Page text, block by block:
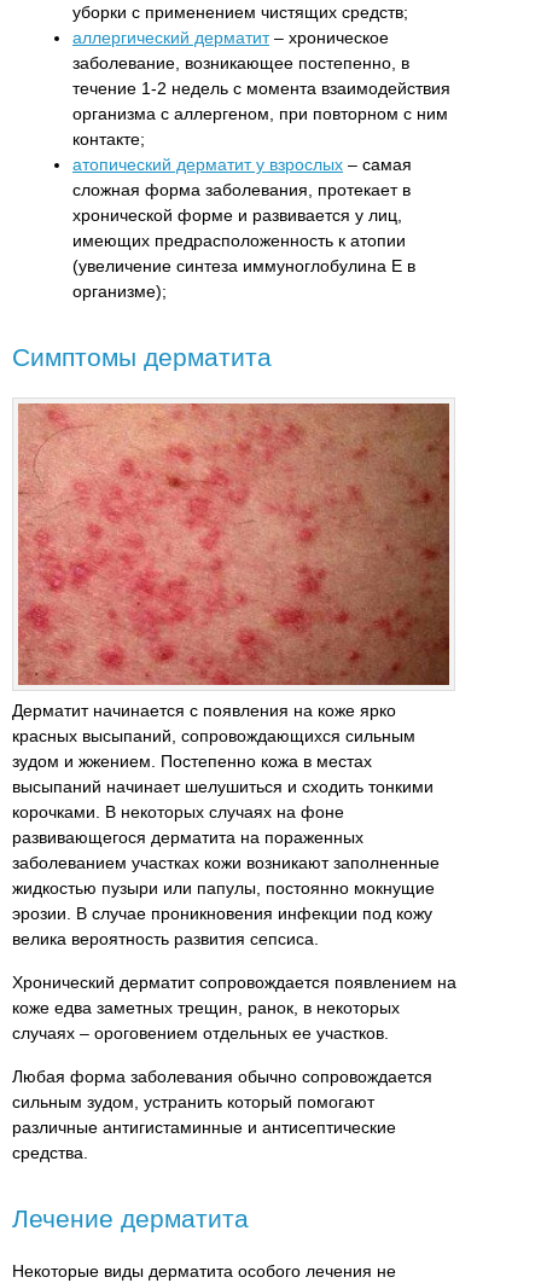
уборки с применением чистящих средств;
аллергический дерматит– хроническое
заболевание, возникающее постепенно, в
течение 1-2 недель с момента взаимодействия
организма с аллергеном, при повторном с ним
контакте;
атопический дерматит у взрослых – самая
сложная форма заболевания, протекает в
хронической форме и развивается у лиц,
имеющих предрасположенность к атопии
(увеличение синтеза иммуноглобулина E в
организме);
Симптомы дерматита
Дерматит начинается с появления на коже ярко
красных высыпаний, сопровождающихся сильным
зудом и жжением. Постепенно кожа в местах
высыпаний начинает шелушиться и сходить тонкими
корочками. В некоторых случаях на фоне
развивающегося дерматита на пораженных
заболеванием участках кожи возникают заполненные
жидкостью пузыри или папулы, постоянно мокнущие
эрозии. В случае проникновения инфекции под кожу
велика вероятность развития сепсиса.
Хронический дерматит сопровождается появлением на
коже едва заметных трещин, ранок, в некоторых
случаях – ороговением отдельных ее участков.
Любая форма заболевания обычно сопровождается
сильным зудом, устранить который помогают
различные антигистаминные и антисептические
средства.
Лечение дерматита
Некоторые виды дерматита особого лечения не